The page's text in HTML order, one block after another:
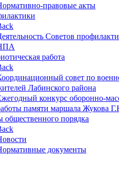
правовые акты
Советов
работа
совет по
Лабинского района
конкурс оборонно-
памяти маршала Жукова
порядка
документы